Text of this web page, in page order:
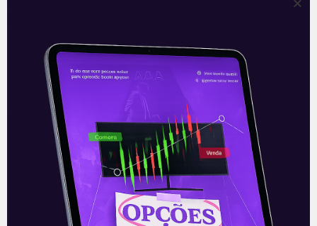
Votação da reforma na CCJ
Votação da reforma na CCJ Em mais
uma reviravolta política, a votação do
parecer sobre a reforma previdenciária
na CCJ se iniciará hoje. Após derrotas